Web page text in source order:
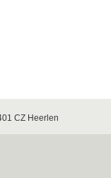
CZ Heerlen